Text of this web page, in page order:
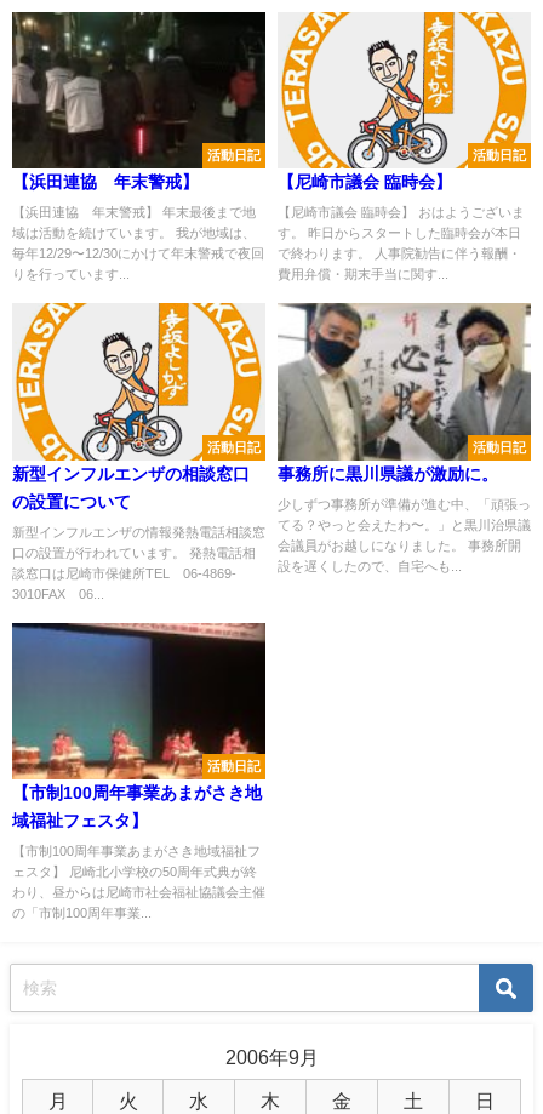
活動日記
【浜田連協 年末警戒】
【浜田連協 年末警戒】 年末最後まで地
域は活動を続けています。 我が地域は、
毎年12/29〜12/30にかけて年末警戒で夜回
りを行っています...
活動日記
【尼崎市議会 臨時会】
【尼崎市議会 臨時会】 おはようございま
す。 昨日からスタートした臨時会が本日
で終わります。 人事院勧告に伴う報酬・
費用弁償・期末手当に関す...
活動日記
新型インフルエンザの相談窓口
の設置について
新型インフルエンザの情報発熱電話相談窓
口の設置が行われています。 発熱電話相
談窓口は尼崎市保健所TEL 06-4869-
3010FAX 06...
活動日記
事務所に黒川県議が激励に。
少しずつ事務所が準備が進む中、「頑張っ
てる？やっと会えたわ〜。」と黒川治県議
会議員がお越しになりました。 事務所開
設を遅くしたので、自宅へも...
活動日記
【市制100周年事業あまがさき地
域福祉フェスタ】
【市制100周年事業あまがさき地域福祉フ
ェスタ】 尼崎北小学校の50周年式典が終
わり、昼からは尼崎市社会福祉協議会主催
の「市制100周年事業...
2006年9月
月 火 水 木 金 土 日